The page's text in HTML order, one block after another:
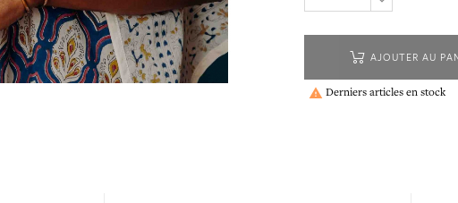
AJOUTER AU
 Derniers articles en stock